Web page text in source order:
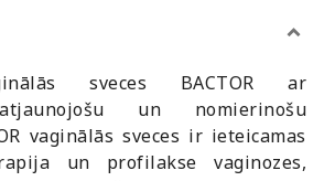
sveces BACTOR ar
un nomierinošu
vaginālās sveces ir ieteicamas
un profilakse vaginozes,